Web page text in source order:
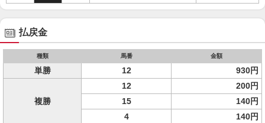
払戻金
種類 馬番 金額
単勝 12 930円
複勝
12
200円
15
140円
4
140円